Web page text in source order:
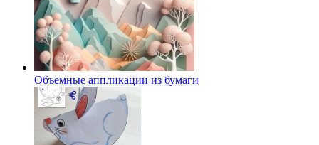
Объемные аппликации из бумаги